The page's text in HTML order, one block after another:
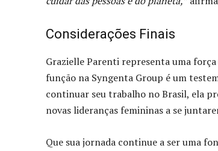
Considerações Finais
Grazielle Parenti representa uma
função na Syngenta Group é um
continuar seu trabalho no Brasil, ela
novas lideranças femininas a se
Que sua jornada continue a ser uma